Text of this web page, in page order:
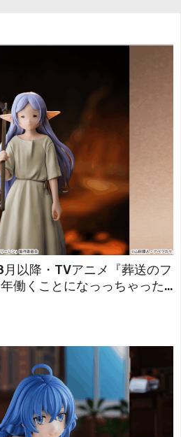
以降・TVアニメ『葬送のフ
働くことになっっちゃった
！